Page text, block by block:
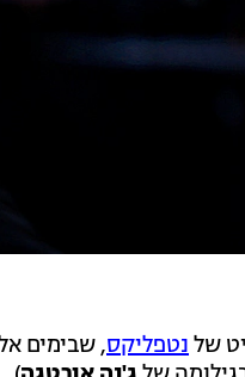
נטפליקס, שבימים